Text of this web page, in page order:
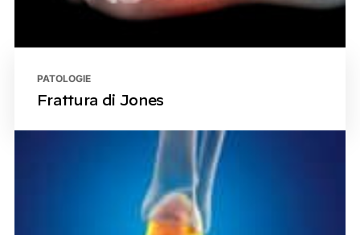
PATOLOGIE
Frattura di Jones